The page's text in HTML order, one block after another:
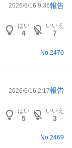
2026/6/16 9:36報告
はい
4
いいえ
7
No. 2470
2026/6/16 2:17報告
はい
5
いいえ
3
No.2469